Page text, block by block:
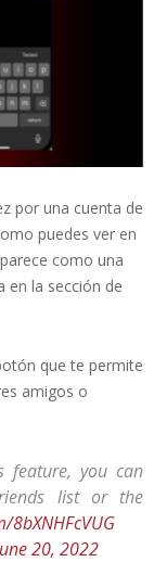
por una cuenta de
puedes ver en
como una
en la sección de
que te permite
amigos o
feature, you can
list or the
8bXNHFcVUG
20, 2022